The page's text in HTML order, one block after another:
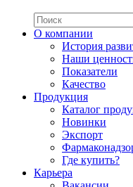
О компании
История
Наши
Показатели
Качество
Продукция
Каталог
Новинки
Экспорт
Где купить?
Карьера